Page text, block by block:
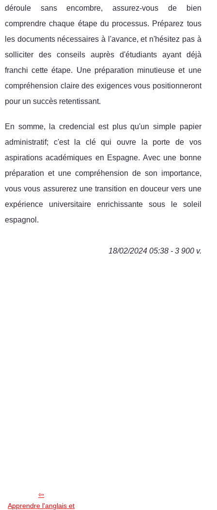
déroule sans encombre, assurez-vous de bien
comprendre chaque étape du processus. Préparez tous
les documents nécessaires à l'avance, et n'hésitez pas à
solliciter des conseils auprès d'étudiants ayant déjà
franchi cette étape. Une préparation minutieuse et une
compréhension claire des exigences vous positionneront
pour un succès retentissant.
En somme, la credencial est plus qu'un simple papier
administratif; c'est la clé qui ouvre la porte de vos
aspirations académiques en Espagne. Avec une bonne
préparation et une compréhension de son importance,
vous vous assurerez une transition en douceur vers une
expérience universitaire enrichissante sous le soleil
espagnol.
18/02/2024 05:38 - 3 900 v.
Apprendre l'anglais et